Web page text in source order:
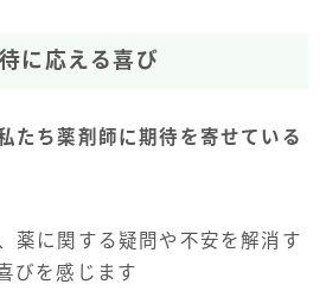
に応える喜び
たち薬剤師に期待を寄せている
薬に関する疑問や不安を解消す
びを感じます